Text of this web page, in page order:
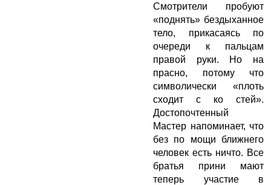
Смотрители пробуют
«поднять» бездыханное
тело, прикасаясь по
очереди к пальцам
правой руки. Но на
прасно, потому что
символически «плоть
сходит с ко стей».
Достопочтенный
Мастер напоминает, что
без по мощи ближнего
человек есть ничто. Все
братья прини мают
теперь участие в